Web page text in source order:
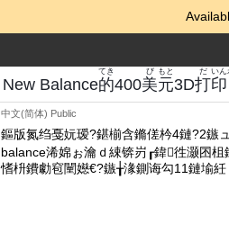
New Balance的
てき
400美
び
元
もと
3D打
だ
印
いん
中文(简体) Public
鏂版氮绉戞妧瑷?鍖椾含鏅傞枔4鏈?2鏃
balance浠婂ぉ瀹ｄ綀锛岃┎鍏徃灏囨
愭枡鐨勮窇闉嬨€?鏃╁湪鍘诲勾11鏈堬